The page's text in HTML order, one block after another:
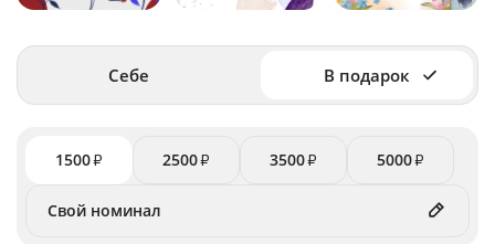
Себе В подарок
1500₽ 2500₽ 3500₽ 5000₽